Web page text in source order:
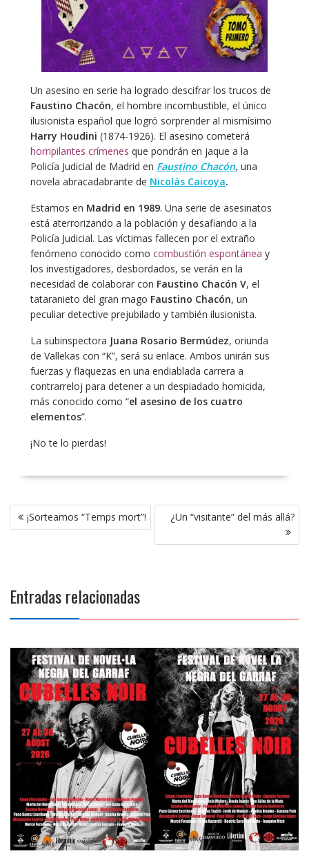
Un asesino en serie ha logrado descifrar los trucos de
Faustino Chacón, el hombre incombustible, el único
ilusionista español que logró sorprender al mismísimo
Harry Houdini (1874-1926). El asesino cometerá
horripilantes crímenes que pondrán en jaque a la
Policía Judicial de Madrid en Faustino Chacón, una
novela abracadabrante de Nicolás Caicoya.
Estamos en Madrid en 1989. Una serie de asesinatos
está aterrorizando a la población y desafiando a la
Policía Judicial. Las víctimas fallecen por el extraño
fenómeno conocido como combustión espontánea y
los investigadores, desbordados, se verán en la
necesidad de colaborar con Faustino Chacón V, el
tataranieto del gran mago Faustino Chacón, un
peculiar detective prejubilado y también ilusionista.
La subinspectora Juana Rosario Bermúdez, oriunda
de Vallekas con “K”, será su enlace. Ambos unirán sus
fuerzas y flaquezas en una endiablada carrera a
contrarreloj para detener a un despiadado homicida,
más conocido como “el asesino de los cuatro
elementos”.
¡No te lo pierdas!
Navegación
de
¡Sorteamos “Temps mort”! ¿Un “visitante” del más allá?
Entradas relacionadas